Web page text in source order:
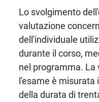
Lo svolgimento
valutazione
dell'individuale
durante il corso,
nel programma.
l'esame è
della durata di